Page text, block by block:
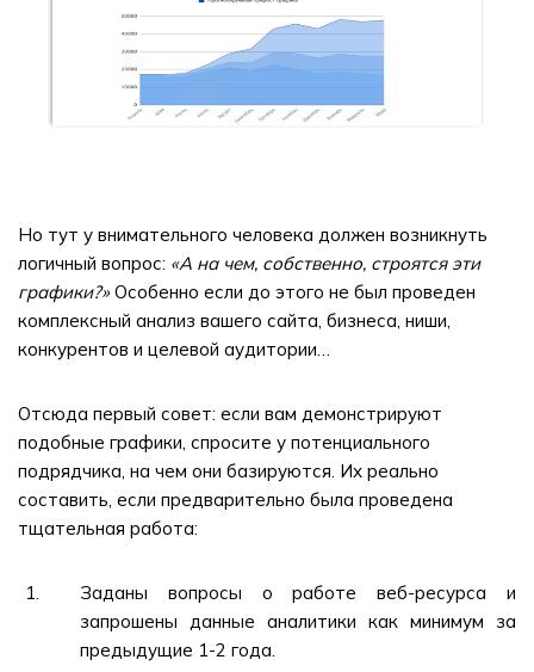
Но тут у внимательного человека должен возникнуть
логичный вопрос: «А на чем, собственно, строятся эти
графики?» Особенно если до этого не был проведен
комплексный анализ вашего сайта, бизнеса, ниши,
конкурентов и целевой аудитории…
Отсюда первый совет: если вам демонстрируют
подобные графики, спросите у потенциального
подрядчика, на чем они базируются. Их реально
составить, если предварительно была проведена
тщательная работа:
Заданы вопросы о работе веб-ресурса и
запрошены данные аналитики как минимум за
предыдущие 1-2 года.